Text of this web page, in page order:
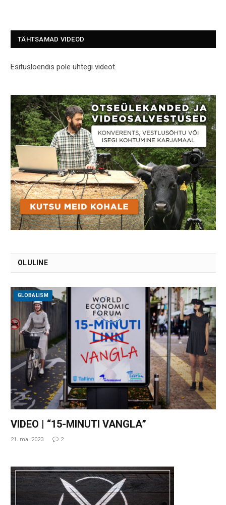
TÄHTSAMAD VIDEOD
Esitusloendis pole ühtegi videot.
OLULINE
GLOBALISM
VIDEO | “15-MINUTI VANGLA”
21. mai 2023 2